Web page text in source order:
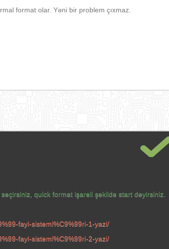
format olar. Yəni bir problem çıxmaz.
quick format işarəli şəkildə start deyirsiniz.
fayl-sisteml%C9%99ri-1-yazi/
fayl-sisteml%C9%99ri-2-yazi/